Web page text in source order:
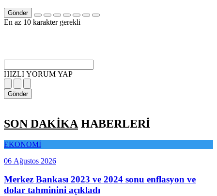
Gönder
En az 10 karakter gerekli
HIZLI YORUM YAP
Gönder
SON DAKİKA HABERLERİ
EKONOMİ
06 Ağustos 2026
Merkez Bankası 2023 ve 2024 sonu enflasyon ve
dolar tahminini açıkladı